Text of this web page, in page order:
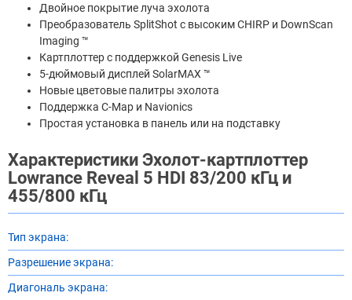
Двойное покрытие луча эхолота
Преобразователь SplitShot с высоким CHIRP и DownScan
Imaging ™
Картплоттер с поддержкой Genesis Live
5-дюймовый дисплей SolarMAX ™
Новые цветовые палитры эхолота
Поддержка С-Map и Navionics
Простая установка в панель или на подставку
Характеристики Эхолот-картплоттер
Lowrance Reveal 5 HDI 83/200 кГц и
455/800 кГц
Тип экрана:
Разрешение экрана:
Диагональ экрана: